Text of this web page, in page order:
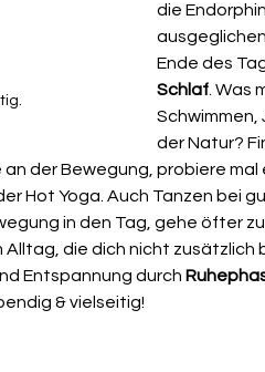
die
Ende des
Schlaf. Was
Schwimmen,
der Natur?
an der Bewegung, probiere
Hot Yoga. Auch Tanzen bei
in den Tag, gehe öfter
Alltag, die dich nicht
Entspannung durch
& vielseitig!